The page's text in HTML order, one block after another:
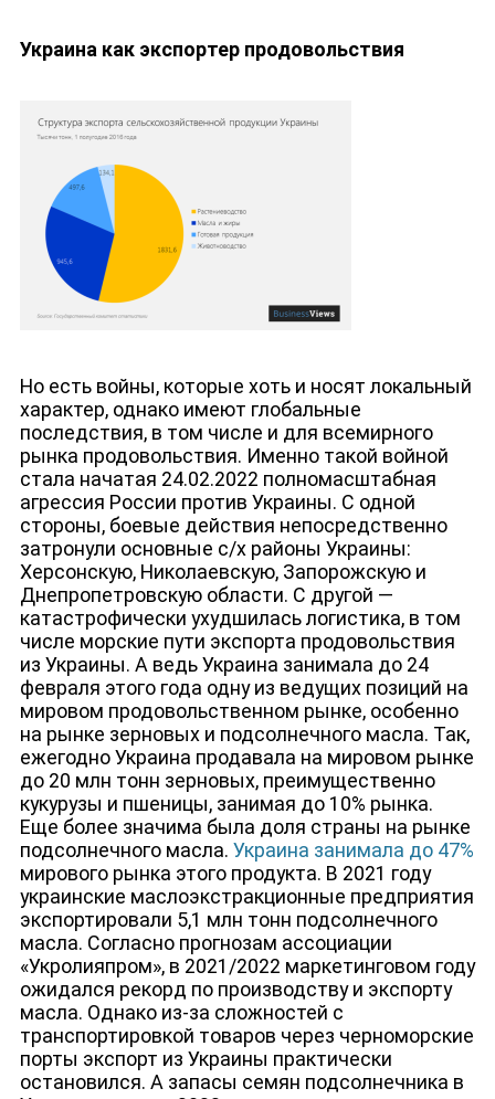
НОВОСТИ
Украина как экспортер продовольствия
Но есть войны, которые хоть и носят локальный
характер, однако имеют глобальные
последствия, в том числе и для всемирного
рынка продовольствия. Именно такой войной
стала начатая 24.02.2022 полномасштабная
агрессия России против Украины. С одной
стороны, боевые действия непосредственно
затронули основные с/х районы Украины:
Херсонскую, Николаевскую, Запорожскую и
Днепропетровскую области. С другой —
катастрофически ухудшилась логистика, в том
числе морские пути экспорта продовольствия
из Украины. А ведь Украина занимала до 24
февраля этого года одну из ведущих позиций на
мировом продовольственном рынке, особенно
на рынке зерновых и подсолнечного масла. Так,
ежегодно Украина продавала на мировом рынке
до 20 млн тонн зерновых, преимущественно
кукурузы и пшеницы, занимая до 10% рынка.
Еще более значима была доля страны на рынке
подсолнечного масла. Украина занимала до 47%
мирового рынка этого продукта. В 2021 году
украинские маслоэкстракционные предприятия
экспортировали 5,1 млн тонн подсолнечного
масла. Согласно прогнозам ассоциации
«Укролияпром», в 2021/2022 маркетинговом году
ожидался рекорд по производству и экспорту
масла. Однако из-за сложностей с
транспортировкой товаров через черноморские
порты экспорт из Украины практически
остановился. А запасы семян подсолнечника в